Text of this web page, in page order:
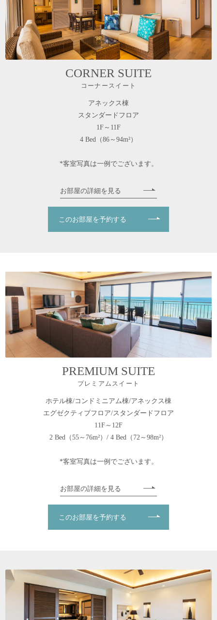
CORNER SUITE
コーナースイート
アネックス棟
スタンダードフロア
1F～11F
4 Bed（86～94m²）
*客室写真は一例でございます。
お部屋の詳細を見る
このお部屋を予約する
PREMIUM SUITE
プレミアムスイート
ホテル棟/コンドミニアム棟/アネックス棟
エグゼクティブフロア/スタンダードフロア
11F～12F
2 Bed（55～76m²）/ 4 Bed（72～98m²）
*客室写真は一例でございます。
お部屋の詳細を見る
このお部屋を予約する